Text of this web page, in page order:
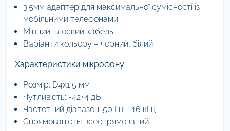
3.5мм адаптер для максимальної сумісності із
мобільними телефонами
Міцний плоский кабель
Варіанти кольору – чорний, білий
Характеристики мікрофону:
Розмір: D4x1.5 мм
Чутливість: -42±4 дБ
Частотний діапазон: 50 Гц – 16 кГц
Спрямованість: всеспрямований